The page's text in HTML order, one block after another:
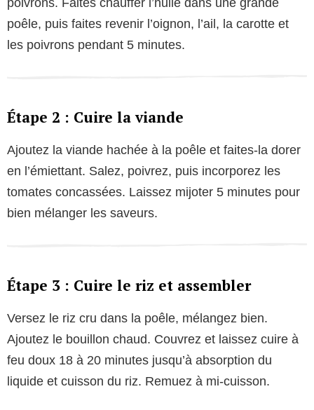
poêle, puis faites revenir l’oignon, l’ail, la carotte et
les poivrons pendant 5 minutes.
Étape 2 : Cuire la viande
Ajoutez la viande hachée à la poêle et faites-la dorer
en l’émiettant. Salez, poivrez, puis incorporez les
tomates concassées. Laissez mijoter 5 minutes pour
bien mélanger les saveurs.
Étape 3 : Cuire le riz et assembler
Versez le riz cru dans la poêle, mélangez bien.
Ajoutez le bouillon chaud. Couvrez et laissez cuire à
feu doux 18 à 20 minutes jusqu’à absorption du
liquide et cuisson du riz. Remuez à mi-cuisson.